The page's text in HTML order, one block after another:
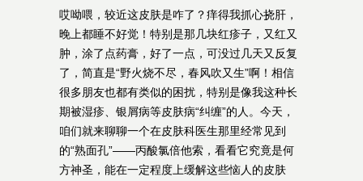
哎呦喂，较近这皮肤是咋了？痒得我抓心挠肝，
晚上都睡不好觉！特别是那几块红疹子，又红又
肿，涂了点药膏，好了一点，可没过几天又反复
了，简直是“野火烧不尽，春风吹又生”啊！相信
很多朋友也都有类似的困扰，特别是像我这种长
期被湿疹、银屑病等皮肤病“纠缠”的人。今天，
咱们就来聊聊一个在皮肤科医生那里经常见到
的“熟面孔”——丙酸氯倍他索，看看它究竟是何
方神圣，能在一定程度上缓解这些恼人的皮肤